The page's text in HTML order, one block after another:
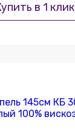
в 1 клик